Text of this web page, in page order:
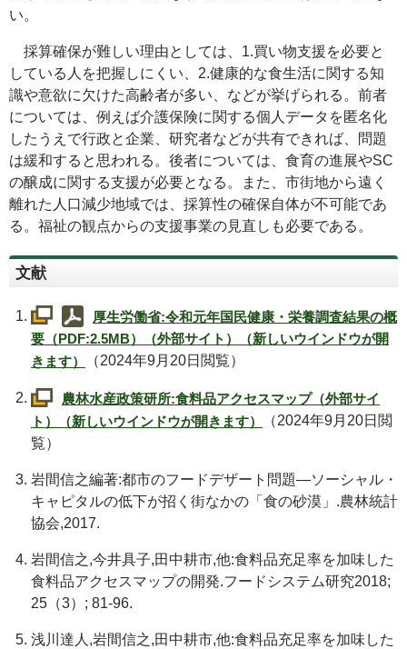
い。
採算確保が難しい理由としては、1.買い物支援を必要と
している人を把握しにくい、2.健康的な食生活に関する知
識や意欲に欠けた高齢者が多い、などが挙げられる。前者
については、例えば介護保険に関する個人データを匿名化
したうえで行政と企業、研究者などが共有できれば、問題
は緩和すると思われる。後者については、食育の進展やSC
の醸成に関する支援が必要となる。また、市街地から遠く
離れた人口減少地域では、採算性の確保自体が不可能であ
る。福祉の観点からの支援事業の見直しも必要である。
文献
厚生労働省:令和元年国民健康・栄養調査結果の概
要（PDF:2.5MB）（外部サイト）（新しいウインドウが開
きます）
（2024年9月20日閲覧）
農林水産政策研所:食料品アクセスマップ（外部サイ
ト）（新しいウインドウが開きます）
（2024年9月20日閲
覧）
岩間信之編著:都市のフードデザート問題―ソーシャル・
キャピタルの低下が招く街なかの「食の砂漠」.農林統計
協会,2017.
岩間信之,今井具子,田中耕市,他:食料品充足率を加味した
食料品アクセスマップの開発.フードシステム研究2018;
25（3）; 81-96.
浅川達人,岩間信之,田中耕市,他:食料品充足率を加味した